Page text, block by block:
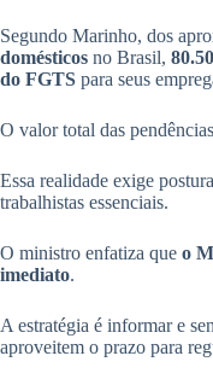
Segundo Marinho, dos
domésticos no Brasil,
do FGTS para seus
O valor total das
Essa realidade exige
trabalhistas essenciais.
O ministro enfatiza que o
imediato.
A estratégia é informar e
aproveitem o prazo para